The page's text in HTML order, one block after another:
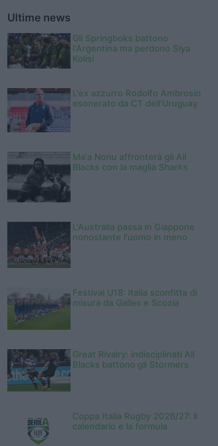
Ultime news
Gli Springboks battono
l'Argentina ma perdono Siya
Kolisi
L'ex azzurro Rodolfo Ambrosio
esonerato da CT dell'Uruguay
Ma'a Nonu affronterà gli All
Blacks con la maglia Sharks
L'Australia passa in Giappone
nonostante l'uomo in meno
Festival U18: Italia sconfitta di
misura da Galles e Scozia
Great Rivalry: indisciplinati All
Blacks battono gli Stormers
Coppa Italia Rugby 2026/27: il
calendario e la formula